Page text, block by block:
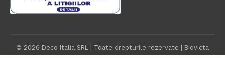
© 2026 Deco Italia SRL | Toate drepturile rezervate | Biovicta